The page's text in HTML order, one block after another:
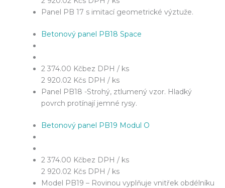
Panel PB 17 s imitací geometrické výztuže.
Betonový panel PB18 Space
2 374.00 Kčbez DPH / ks
2 920.02 Kčs DPH / ks
Panel PB18 -Strohý, ztlumený vzor. Hladký
povrch protínají jemné rysy.
Betonový panel PB19 Modul O
2 374.00 Kčbez DPH / ks
2 920.02 Kčs DPH / ks
Model PB19 – Rovinou vyplňuje vnitřek obdélníku